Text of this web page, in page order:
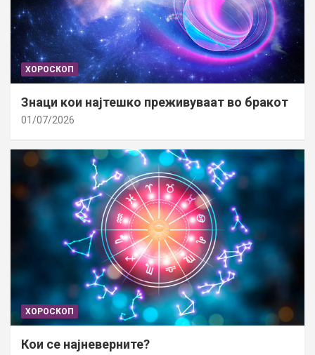
ХОРОСКОП
Знаци кои најтешко преживуваат во бракот
01/07/2026
ХОРОСКОП
Кои се најневерните?